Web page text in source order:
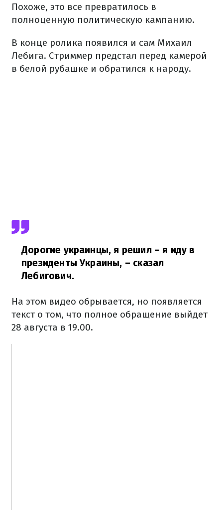
Похоже, это все превратилось в
полноценную политическую кампанию.
В конце ролика появился и сам Михаил
Лебига. Стриммер предстал перед камерой
в белой рубашке и обратился к народу.
Дорогие украинцы, я решил – я иду в
президенты Украины, – сказал
Лебигович.
На этом видео обрывается, но появляется
текст о том, что полное обращение выйдет
28 августа в 19.00.